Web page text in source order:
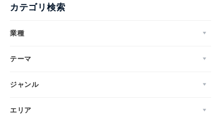
カテゴリ検索
業種
テーマ
ジャンル
エリア